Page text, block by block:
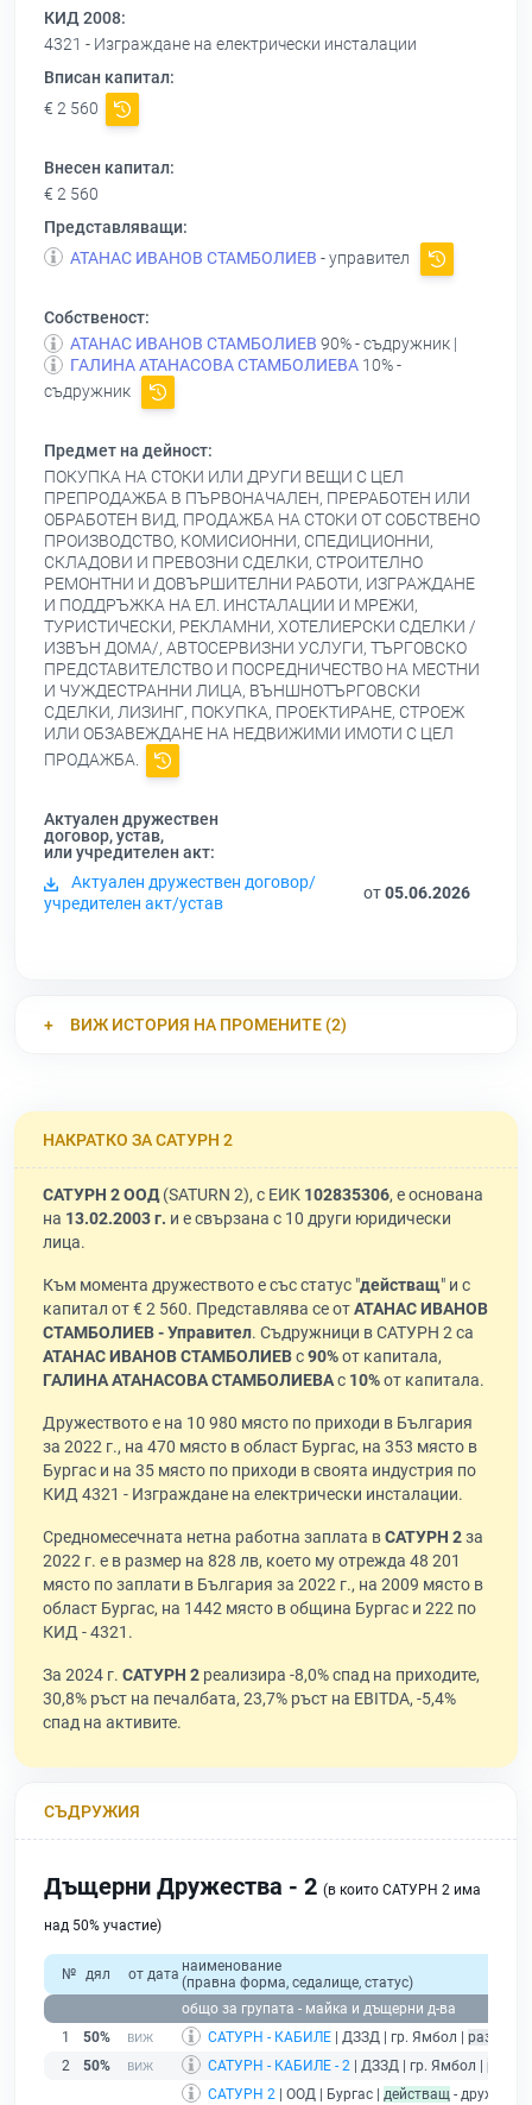
КИД 2008:
4321 - Изграждане на електрически инсталации
Вписан капитал:
€ 2 560
Внесен капитал:
€ 2 560
Представляващи:
АТАНАС ИВАНОВ СТАМБОЛИЕВ - управител
Собственост:
АТАНАС ИВАНОВ СТАМБОЛИЕВ 90% - съдружник |
ГАЛИНА АТАНАСОВА СТАМБОЛИЕВА 10% -
съдружник
Предмет на дейност:
ПОКУПКА НА СТОКИ ИЛИ ДРУГИ ВЕЩИ С ЦЕЛ
ПРЕПРОДАЖБА В ПЪРВОНАЧАЛЕН, ПРЕРАБОТЕН ИЛИ
ОБРАБОТЕН ВИД, ПРОДАЖБА НА СТОКИ ОТ СОБСТВЕНО
ПРОИЗВОДСТВО, КОМИСИОННИ, СПЕДИЦИОННИ,
СКЛАДОВИ И ПРЕВОЗНИ СДЕЛКИ, СТРОИТЕЛНО
РЕМОНТНИ И ДОВЪРШИТЕЛНИ РАБОТИ, ИЗГРАЖДАНЕ
И ПОДДРЪЖКА НА ЕЛ. ИНСТАЛАЦИИ И МРЕЖИ,
ТУРИСТИЧЕСКИ, РЕКЛАМНИ, ХОТЕЛИЕРСКИ СДЕЛКИ /
ИЗВЪН ДОМА/, АВТОСЕРВИЗНИ УСЛУГИ, ТЪРГОВСКО
ПРЕДСТАВИТЕЛСТВО И ПОСРЕДНИЧЕСТВО НА МЕСТНИ
И ЧУЖДЕСТРАННИ ЛИЦА, ВЪНШНОТЪРГОВСКИ
СДЕЛКИ, ЛИЗИНГ, ПОКУПКА, ПРОЕКТИРАНЕ, СТРОЕЖ
ИЛИ ОБЗАВЕЖДАНЕ НА НЕДВИЖИМИ ИМОТИ С ЦЕЛ
ПРОДАЖБА.
Актуален дружествен
договор, устав,
или учредителен акт:
Актуален дружествен договор/
учредителен акт/устав
от05.06.2026
ВИЖ ИСТОРИЯ НА ПРОМЕНИТЕ (2)
НАКРАТКО ЗА САТУРН 2
САТУРН 2 ООД(SATURN 2), с ЕИК 102835306, е основана
на 13.02.2003 г. и е свързана с 10 други юридически
лица.
Към момента дружеството е със статус "действащ" и с
капитал от € 2 560. Представлява се отАТАНАС ИВАНОВ
СТАМБОЛИЕВ - Управител. Съдружници в САТУРН 2 са
АТАНАС ИВАНОВ СТАМБОЛИЕВс90%от капитала,
ГАЛИНА АТАНАСОВА СТАМБОЛИЕВАс 10%от капитала.
Дружеството е на 10 980 място по приходи в България
за 2022 г., на 470 място в област Бургас, на 353 място в
Бургас и на 35 място по приходи в своята индустрия по
КИД 4321 - Изграждане на електрически инсталации.
Средномесечната нетна работна заплата вСАТУРН 2за
2022 г. е в размер на 828 лв, което му отрежда 48 201
място по заплати в България за 2022 г., на 2009 място в
област Бургас, на 1442 място в община Бургас и 222 по
КИД - 4321.
За 2024 г. САТУРН 2 реализира -8,0% спад на приходите,
30,8% ръст на печалбата, 23,7% ръст на EBITDA, -5,4%
спад на активите.
СЪДРУЖИЯ
Дъщерни Дружества - 2 (в които САТУРН 2 има
над 50% участие)
№ дял от дата наименование
(правна форма, седалище, статус)
общо за групата - майка и дъщерни д-ва
1
50% САТУРН - КАБИЛЕ | ДЗЗД | гр. Ямбол |
2
50% САТУРН - КАБИЛЕ - 2 | ДЗЗД | гр. Ямбол |
САТУРН 2 | ООД | Бургас | действащ -